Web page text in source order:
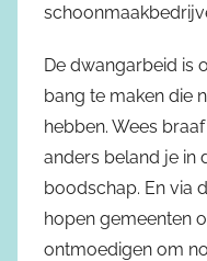
De dwangarbeid is
bang te maken die
hebben. Wees
anders beland je in
boodschap. En via
hopen gemeenten
ontmoedigen om